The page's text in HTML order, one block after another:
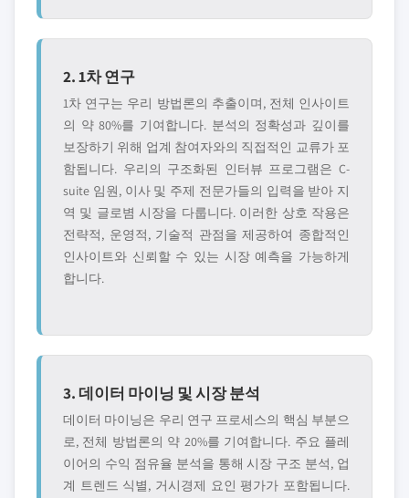
2. 1차 연구
1차 연구는 우리 방법론의 추출이며, 전체 인사이트
의 약 80%를 기여합니다. 분석의 정확성과 깊이를
보장하기 위해 업계 참여자와의 직접적인 교류가 포
함됩니다. 우리의 구조화된 인터뷰 프로그램은 C-
suite 임원, 이사 및 주제 전문가들의 입력을 받아 지
역 및 글로볌 시장을 다룹니다. 이러한 상호 작용은
전략적, 운영적, 기술적 관점을 제공하여 종합적인
인사이트와 신뢰할 수 있는 시장 예측을 가능하게
합니다.
3. 데이터 마이닝 및 시장 분석
데이터 마이닝은 우리 연구 프로세스의 핵심 부분으
로, 전체 방법론의 약 20%를 기여합니다. 주요 플레
이어의 수익 점유율 분석을 통해 시장 구조 분석, 업
계 트렌드 식별, 거시경제 요인 평가가 포함됩니다.